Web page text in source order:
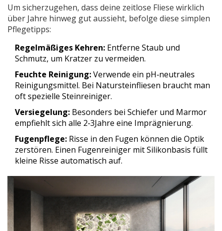
Um sicherzugehen, dass deine zeitlose Fliese wirklich
über Jahre hinweg gut aussieht, befolge diese simplen
Pflegetipps:
Regelmäßiges Kehren: Entferne Staub und
Schmutz, um Kratzer zu vermeiden.
Feuchte Reinigung:Verwende ein pH‑neutrales
Reinigungsmittel. Bei Natursteinfliesen braucht man
oft spezielle Steinreiniger.
Versiegelung: Besonders bei Schiefer und Marmor
empfiehlt sich alle 2‑3Jahre eine Imprägnierung.
Fugenpflege: Risse in den Fugen können die Optik
zerstören. Einen Fugenreiniger mit Silikonbasis füllt
kleine Risse automatisch auf.